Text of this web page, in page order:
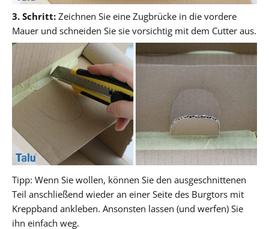
3. Schritt: Zeichnen Sie eine Zugbrücke in die vordere
Mauer und schneiden Sie sie vorsichtig mit dem Cutter aus.
Tipp: Wenn Sie wollen, können Sie den ausgeschnittenen
Teil anschließend wieder an einer Seite des Burgtors mit
Kreppband ankleben. Ansonsten lassen (und werfen) Sie
ihn einfach weg.